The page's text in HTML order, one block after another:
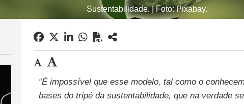
Sustentabilidade. | Foto: Pixabay.
“É impossível que esse modelo, tal como o
bases do tripé da sustentabilidade, que na verdade